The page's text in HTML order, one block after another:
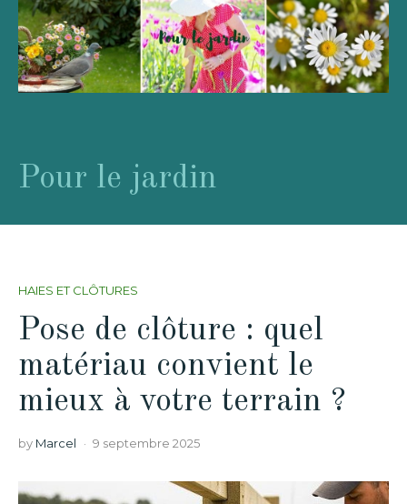
Pour le jardin
HAIES ET CLÔTURES
Pose de clôture : quel
matériau convient le
mieux à votre terrain ?
by Marcel 9 septembre 2025